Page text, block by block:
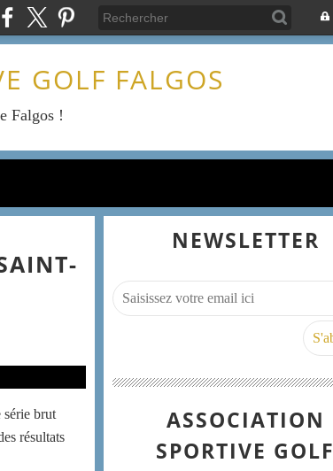
GOLF FALGOS
Falgos !
série brut
résultats
NEWSLETTER
ASSOCIATION
SPORTIVE GOLF